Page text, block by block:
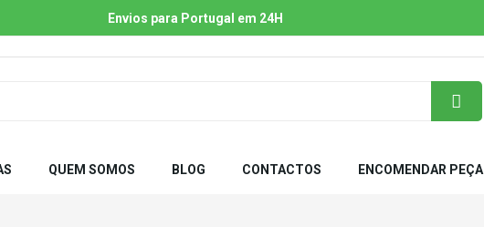
Envios para Portugal em 24H
QUEM SOMOS BLOG CONTACTOS ENCOMENDAR PEÇA